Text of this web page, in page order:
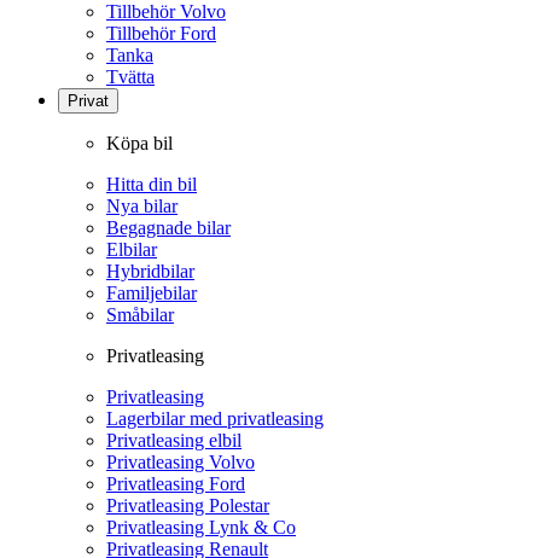
Tillbehör Volvo
Tillbehör Ford
Tanka
Tvätta
Privat
Köpa bil
Hitta din bil
Nya bilar
Begagnade bilar
Elbilar
Hybridbilar
Familjebilar
Småbilar
Privatleasing
Privatleasing
Lagerbilar med privatleasing
Privatleasing elbil
Privatleasing Volvo
Privatleasing Ford
Privatleasing Polestar
Privatleasing Lynk & Co
Privatleasing Renault